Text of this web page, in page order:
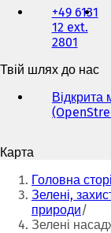
факс
пошти
+49 6131
12 ext.
2801
Твій шлях до нас
Відкрита
Карта
Ти
тут:
Головна
Зелені,
природи
Зелені